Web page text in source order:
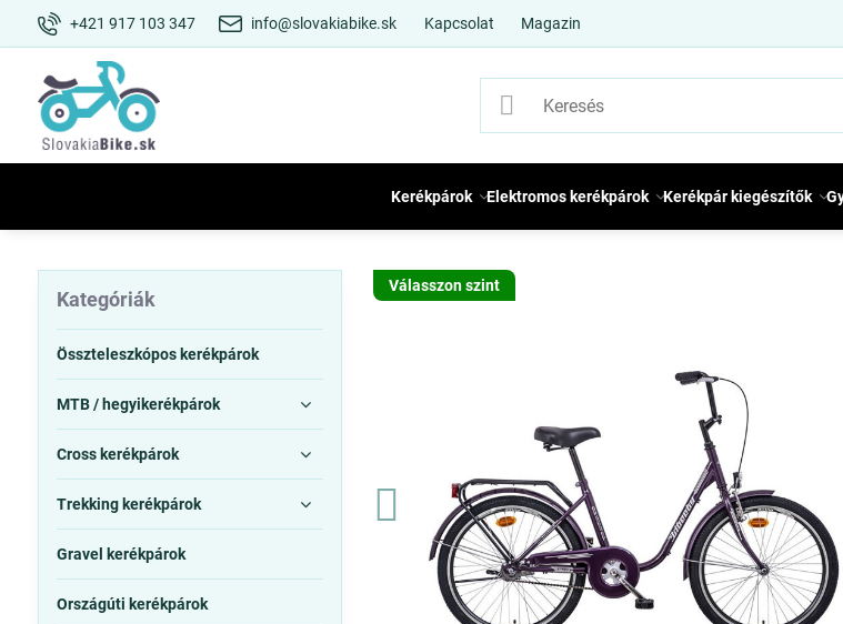
+421 917 103 347 info@slovakiabike.sk Kapcsolat Magazin
Kerékpárok Elektromos kerékpárok Kerékpár kiegészítők
Válasszon szint
Kategóriák
Összteleszkópos kerékpárok
MTB / hegyikerékpárok
Cross kerékpárok
Trekking kerékpárok
Gravel kerékpárok
Országúti kerékpárok